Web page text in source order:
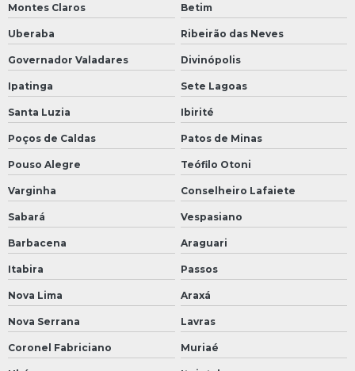
Montes Claros Betim
Uberaba Ribeirão das Neves
Governador Valadares Divinópolis
Ipatinga Sete Lagoas
Santa Luzia Ibirité
Poços de Caldas Patos de Minas
Pouso Alegre Teófilo Otoni
Varginha Conselheiro Lafaiete
Sabará Vespasiano
Barbacena Araguari
Itabira Passos
Nova Lima Araxá
Nova Serrana Lavras
Coronel Fabriciano Muriaé